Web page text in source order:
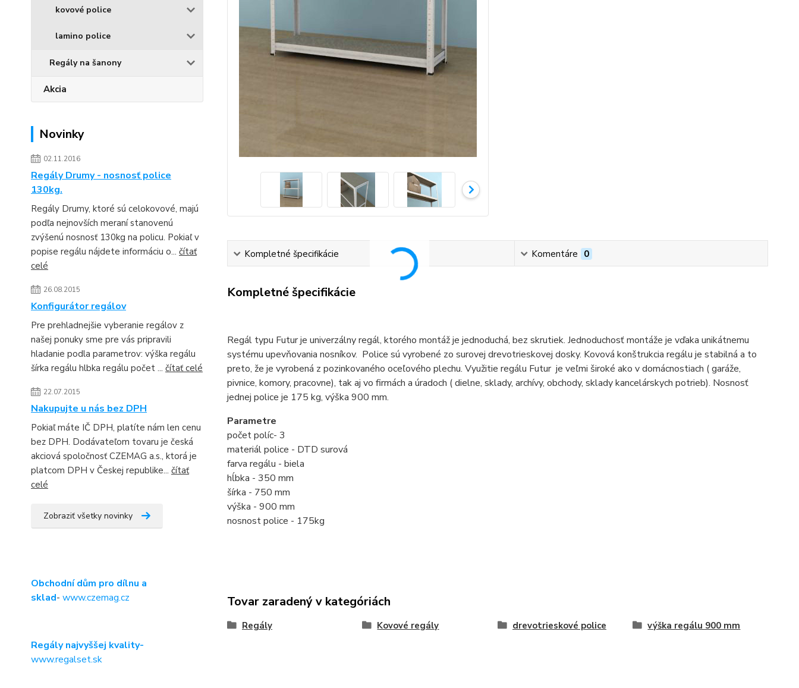
kovové police
lamino police
Regály na šanony
Akcia
Novinky
02.11.2016
Regály Drumy - nosnosť police
130kg.
Regály Drumy, ktoré sú celokovové, majú
podľa nejnovších meraní stanovenú
zvýšenú nosnosť 130kg na policu. Pokiaľ v
popise regálu nájdete informáciu o... čítať
celé
26.08.2015
Konfigurátor regálov
Pre prehladnejšie vyberanie regálov z
našej ponuky sme pre vás pripravili
hladanie podla parametrov: výška regálu
šírka regálu hlbka regálu počet ... čítať celé
22.07.2015
Nakupujte u nás bez DPH
Pokiaľ máte IČ DPH, platíte nám len cenu
bez DPH. Dodávateľom tovaru je česká
akciová spoločnosť CZEMAG a.s., ktorá je
platcom DPH v Českej republike... čítať
celé
Zobraziť všetky novinky
Obchodní dům pro dílnu a
sklad- www.czemag.cz
Regály najvyššej kvality-
www.regalset.sk
Kompletné špecifikácie Komentáre 0
Kompletné špecifikácie
Regál typu Futur je univerzálny regál, ktorého montáž je jednoduchá, bez skrutiek. Jednoduchosť montáže je vďaka unikátnemu
systému upevňovania nosníkov. Police sú vyrobené zo surovej drevotrieskovej dosky. Kovová konštrukcia regálu je stabilná a to
preto, že je vyrobená z pozinkovaného oceľového plechu. Využitie regálu Futur je veľmi široké ako v domácnostiach ( garáže,
pivnice, komory, pracovne), tak aj vo firmách a úradoch ( dielne, sklady, archívy, obchody, sklady kancelárskych potrieb). Nosnosť
jednej police je 175 kg, výška 900 mm.
Parametre
počet políc- 3
materiál police - DTD surová
farva regálu - biela
hĺbka - 350 mm
šírka - 750 mm
výška - 900 mm
nosnost police - 175kg
Tovar zaradený v kategóriách
Regály Kovové regály drevotrieskové police výška regálu 900 mm